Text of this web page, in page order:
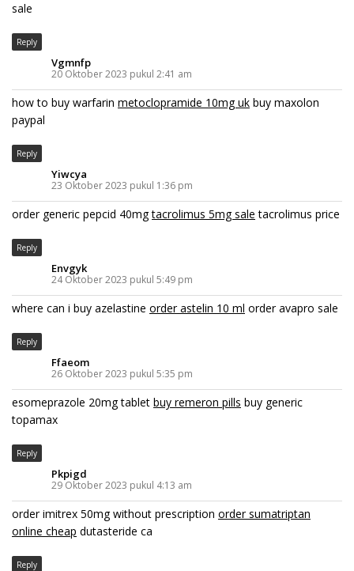
sale
Reply
Vgmnfp
20 Oktober 2023 pukul 2:41 am
how to buy warfarin metoclopramide 10mg uk buy maxolon
paypal
Reply
Yiwcya
23 Oktober 2023 pukul 1:36 pm
order generic pepcid 40mgtacrolimus 5mg sale tacrolimus price
Reply
Envgyk
24 Oktober 2023 pukul 5:49 pm
where can i buy azelastine order astelin 10 ml order avapro sale
Reply
Ffaeom
26 Oktober 2023 pukul 5:35 pm
esomeprazole 20mg tablet buy remeron pills buy generic
topamax
Reply
Pkpigd
29 Oktober 2023 pukul 4:13 am
order imitrex 50mg without prescription order sumatriptan
online cheap dutasteride ca
Reply